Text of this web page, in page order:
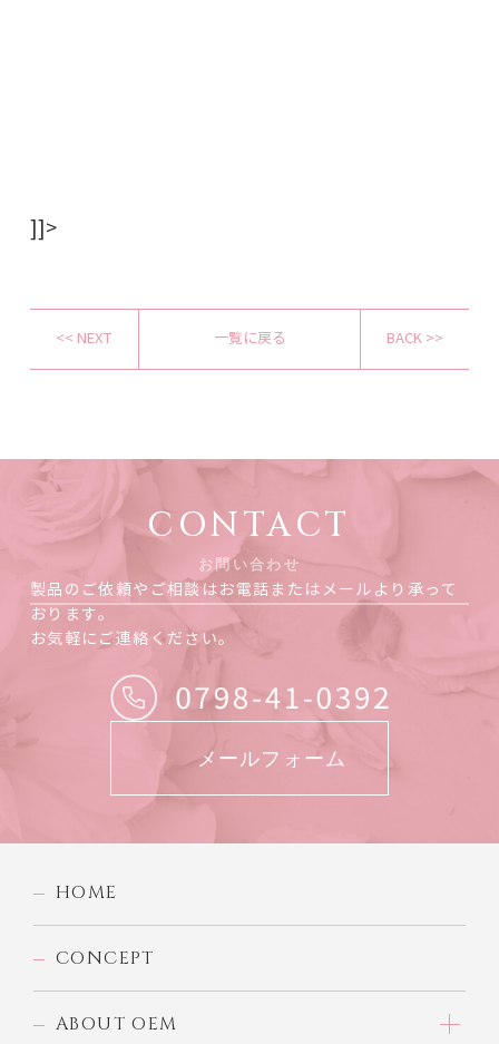
]]>
<< NEXT 一覧に戻る BACK >>
CONTACT
お問い合わせ
製品のご依頼やご相談はお電話またはメールより承って
おります。
お気軽にご連絡ください。
メールフォーム
HOME
CONCEPT
ABOUT OEM